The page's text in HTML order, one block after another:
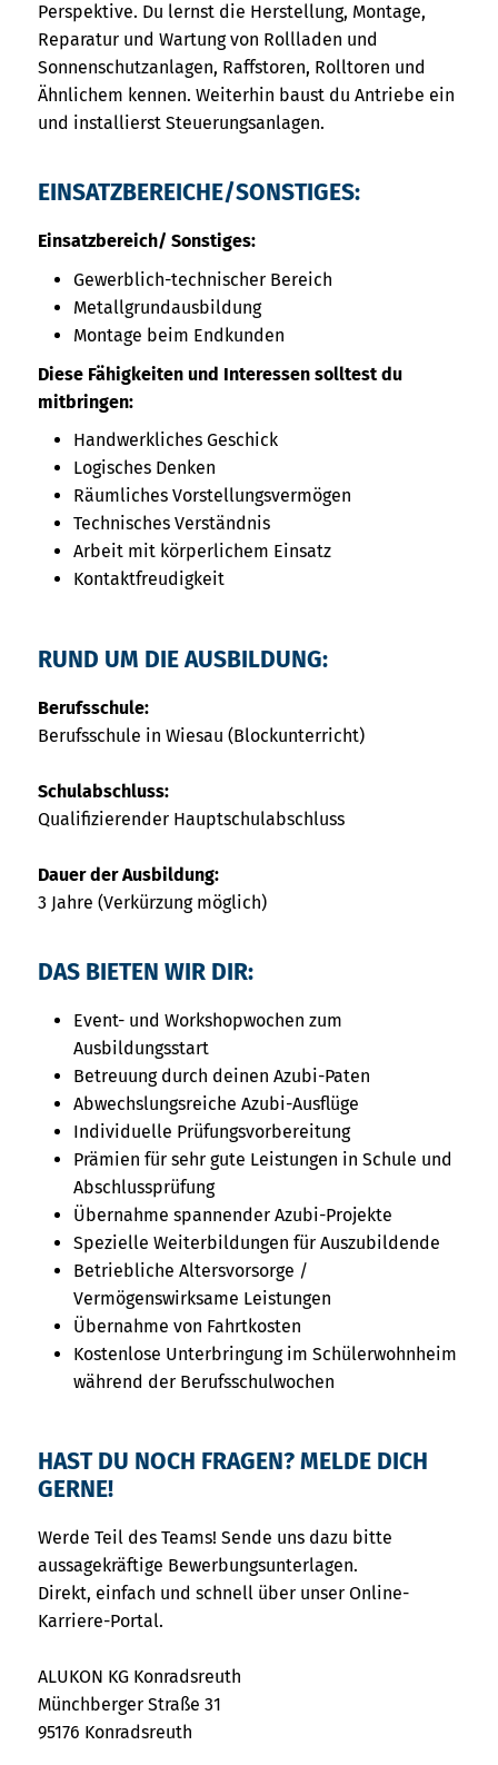
Perspektive. Du lernst die Herstellung, Montage,
Reparatur und Wartung von Rollladen und
Sonnenschutzanlagen, Raffstoren, Rolltoren und
Ähnlichem kennen. Weiterhin baust du Antriebe ein
und installierst Steuerungsanlagen.
EINSATZBEREICHE/SONSTIGES:
Einsatzbereich/ Sonstiges:
Gewerblich-technischer Bereich
Metallgrundausbildung
Montage beim Endkunden
Diese Fähigkeiten und Interessen solltest du
mitbringen:
Handwerkliches Geschick
Logisches Denken
Räumliches Vorstellungsvermögen
Technisches Verständnis
Arbeit mit körperlichem Einsatz
Kontaktfreudigkeit
RUND UM DIE AUSBILDUNG:
Berufsschule:
Berufsschule in Wiesau (Blockunterricht)
Schulabschluss:
Qualifizierender Hauptschulabschluss
Dauer der Ausbildung:
3 Jahre (Verkürzung möglich)
DAS BIETEN WIR DIR:
Event- und Workshopwochen zum
Ausbildungsstart
Betreuung durch deinen Azubi-Paten
Abwechslungsreiche Azubi-Ausflüge
Individuelle Prüfungsvorbereitung
Prämien für sehr gute Leistungen in Schule und
Abschlussprüfung
Übernahme spannender Azubi-Projekte
Spezielle Weiterbildungen für Auszubildende
Betriebliche Altersvorsorge /
Vermögenswirksame Leistungen
Übernahme von Fahrtkosten
Kostenlose Unterbringung im Schülerwohnheim
während der Berufsschulwochen
HAST DU NOCH FRAGEN? MELDE DICH
GERNE!
Werde Teil des Teams! Sende uns dazu bitte
aussagekräftige Bewerbungsunterlagen.
Direkt, einfach und schnell über unser Online-
Karriere-Portal.
ALUKON KG Konradsreuth
Münchberger Straße 31
95176 Konradsreuth